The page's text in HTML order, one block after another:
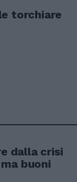
torchiare
dalla crisi
buoni